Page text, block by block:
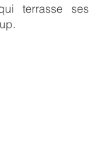
terrasse ses